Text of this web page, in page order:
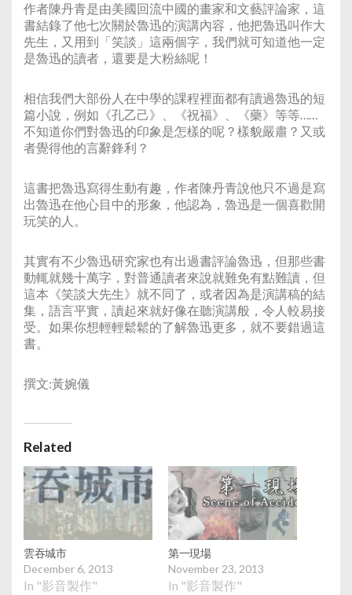
作者陳丹青是由美國回流中國的畫家和文藝評論家，這
書結錄了他七次關於魯迅的演講內容，他把魯迅叫作大
先生，又用到「笑談」這兩個字，我們就可知道他一定
是魯迅的讀者，還要是大粉絲呢！
相信我們大部份人在中學的課程裡面都有讀過魯迅的短
篇小說，例如《孔乙己》、《祝福》、《藥》等等……
不知道你們對魯迅的印象是怎樣的呢？樣貌嚴肅？又或
者覺得他的言辭鋒利？
這書把魯迅寫得生動有趣，作者陳丹青說他只不過是寫
出魯迅在他心目中的形象，他認為，魯迅是一個喜歡開
玩笑的人。
其實有不少魯迅研究家也有出過書評論魯迅，但那些書
動輒就幾十萬字，對普通讀者來說就難免有點難讀，但
這本《笑談大先生》就不同了，或者因為是演講稿的結
集，語言平實，讀起來就好像在聽演講般，令人較易接
受。如果你想輕輕鬆鬆的了解魯迅更多，就不要錯過這
書。
撰文:黃婉儀
Related
雲吞城市
December 6, 2013
In "影音製作"
第一現場
November 23, 2013
In "影音製作"